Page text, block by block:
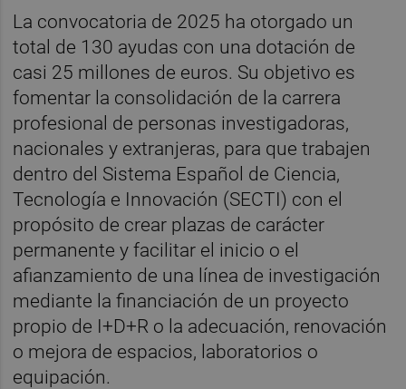
La convocatoria de 2025 ha otorgado un
total de 130 ayudas con una dotación de
casi 25 millones de euros. Su objetivo es
fomentar la consolidación de la carrera
profesional de personas investigadoras,
nacionales y extranjeras, para que trabajen
dentro del Sistema Español de Ciencia,
Tecnología e Innovación (SECTI) con el
propósito de crear plazas de carácter
permanente y facilitar el inicio o el
afianzamiento de una línea de investigación
mediante la financiación de un proyecto
propio de I+D+R o la adecuación, renovación
o mejora de espacios, laboratorios o
equipación.